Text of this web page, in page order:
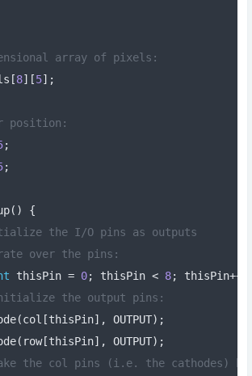
array of pixels:
[8][5];
position:
;
;
()
{
the I/O pins as outputs
over the pins:
thisPin = 0; thisPin < 8; thisPin++)
the output pins:
(col [thisPin], OUTPUT);
( row[thisPin], OUTPUT);
the col pins (i.e. the cathodes)